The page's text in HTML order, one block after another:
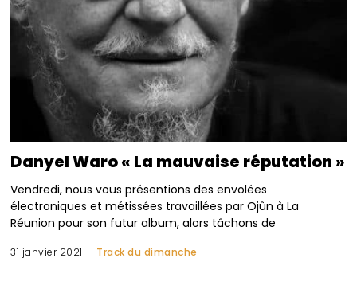
Danyel Waro « La mauvaise réputation »
Vendredi, nous vous présentions des envolées
électroniques et métissées travaillées par Ojûn à La
Réunion pour son futur album, alors tâchons de
31 janvier 2021 Track du dimanche